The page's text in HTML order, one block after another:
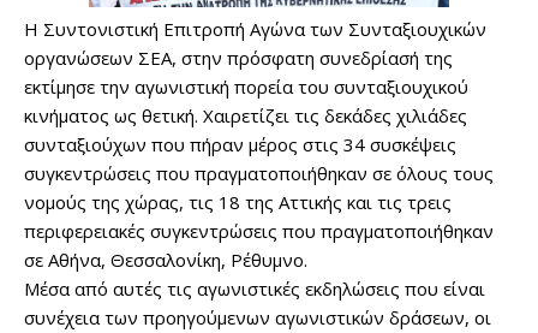
Η Συντονιστική Επιτροπή Αγώνα των Συνταξιουχικών
οργανώσεων ΣΕΑ, στην πρόσφατη συνεδρίασή της
εκτίμησε την αγωνιστική πορεία του συνταξιουχικού
κινήματος ως θετική. Χαιρετίζει τις δεκάδες χιλιάδες
συνταξιούχων που πήραν μέρος στις 34 συσκέψεις
συγκεντρώσεις που πραγματοποιήθηκαν σε όλους τους
νομούς της χώρας, τις 18 της Αττικής και τις τρεις
περιφερειακές συγκεντρώσεις που πραγματοποιήθηκαν
σε Αθήνα, Θεσσαλονίκη, Ρέθυμνο.
Μέσα από αυτές τις αγωνιστικές εκδηλώσεις που είναι
συνέχεια των προηγούμενων αγωνιστικών δράσεων, οι